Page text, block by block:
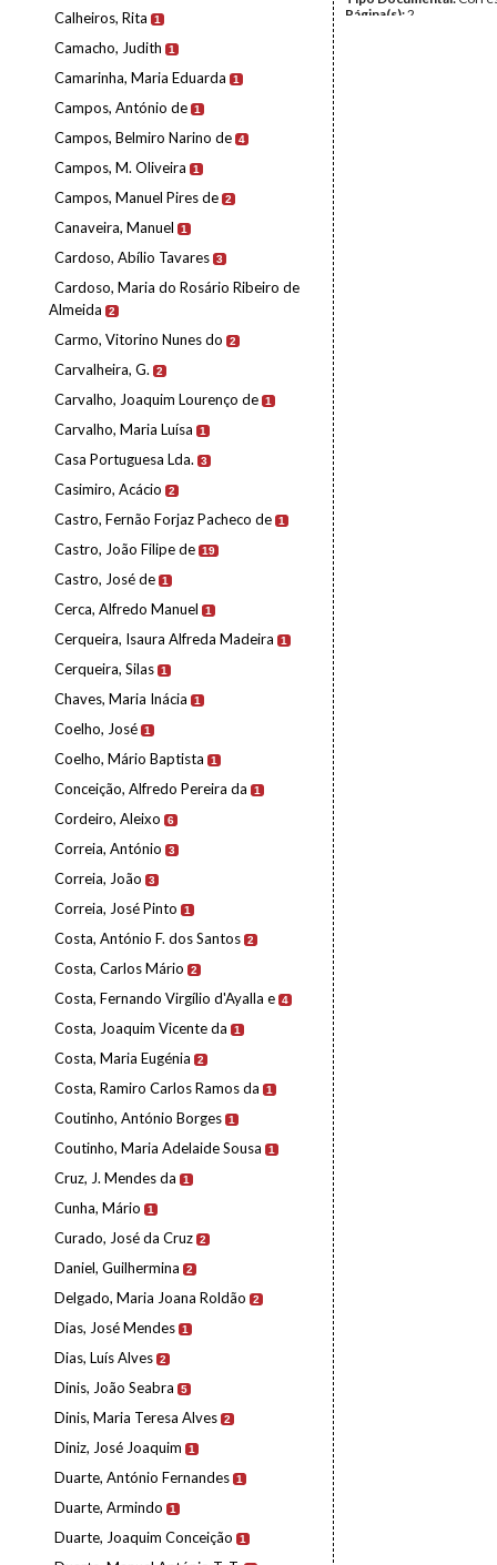
Calheiros, Rita 1
Camacho, Judith 1
Camarinha, Maria Eduarda 1
Campos, António de 1
Campos, Belmiro Narino de 4
Campos, M. Oliveira 1
Campos, Manuel Pires de 2
Canaveira, Manuel 1
Cardoso, Abílio Tavares 3
Cardoso, Maria do Rosário Ribeiro de
Almeida
2
Carmo, Vitorino Nunes do 2
Carvalheira, G. 2
Carvalho, Joaquim Lourenço de 1
Carvalho, Maria Luísa 1
Casa Portuguesa Lda. 3
Casimiro, Acácio 2
Castro, Fernão Forjaz Pacheco de 1
Castro, João Filipe de 19
Castro, José de 1
Cerca, Alfredo Manuel 1
Cerqueira, Isaura Alfreda Madeira 1
Cerqueira, Silas 1
Chaves, Maria Inácia 1
Coelho, José 1
Coelho, Mário Baptista 1
Conceição, Alfredo Pereira da 1
Cordeiro, Aleixo 6
Correia, António 3
Correia, João 3
Correia, José Pinto 1
Costa, António F. dos Santos 2
Costa, Carlos Mário 2
Costa, Fernando Virgílio d'Ayalla e 4
Costa, Joaquim Vicente da 1
Costa, Maria Eugénia 2
Costa, Ramiro Carlos Ramos da 1
Coutinho, António Borges 1
Coutinho, Maria Adelaide Sousa 1
Cruz, J. Mendes da 1
Cunha, Mário 1
Curado, José da Cruz 2
Daniel, Guilhermina 2
Delgado, Maria Joana Roldão 2
Dias, José Mendes 1
Dias, Luís Alves 2
Dinis, João Seabra 5
Dinis, Maria Teresa Alves 2
Diniz, José Joaquim 1
Duarte, António Fernandes 1
Duarte, Armindo 1
Duarte, Joaquim Conceição 1
Página(s):2